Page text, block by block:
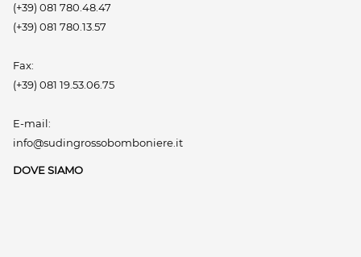
(+39) 081 780.48.47
(+39) 081 780.13.57
Fax:
(+39) 081 19.53.06.75
E-mail:
info@sudingrossobomboniere.it
DOVE SIAMO